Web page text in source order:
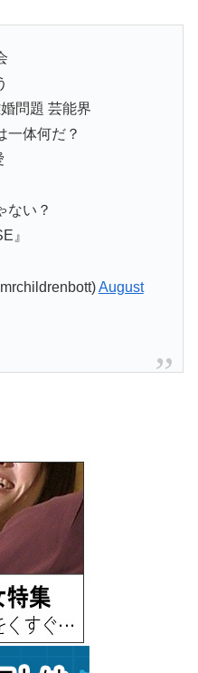
問題 芸能界
一体何だ？
ない？
』
August